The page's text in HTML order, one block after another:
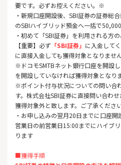
要です。必ずお控えください。※
・新規口座開設後、SBI証券の証券総
のSBIハイブリッド預金へ一括で
・初めて「SBI証券」を利用される方
【重要】必ず 「SBI証券」 に入金して
に直接入金しても獲得対象となりません
※ドコモSMTBネット銀行口座を開設
を開設していなければ獲得対象となりま
※ポイント付与状況についての問い合
す。株式会社SBI証券に直接問い合わ
獲得対象外と致します。ご了承ください
・お申し込みの翌月20日までに口座
営業日の前営業日15:00までにハイブ
ります
■獲得手順